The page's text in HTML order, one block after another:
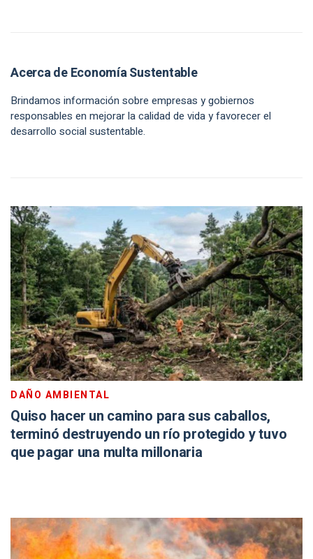
Acerca de Economía Sustentable
Brindamos información sobre empresas y gobiernos
responsables en mejorar la calidad de vida y favorecer el
desarrollo social sustentable.
DAÑO AMBIENTAL
Quiso hacer un camino para sus caballos,
terminó destruyendo un río protegido y tuvo
que pagar una multa millonaria